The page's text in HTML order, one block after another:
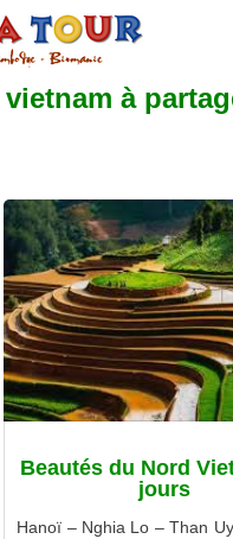
à
Beautés du Nord
jours
Hanoï – Nghia Lo – Than